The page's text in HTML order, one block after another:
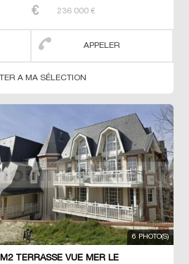
236 000 €
APPELER
A MA SÉLECTION
6 PHOTO(S)
TERRASSE VUE MER LE